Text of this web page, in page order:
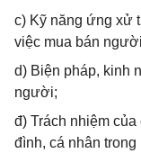
c) Kỹ năng ứng xử
việc mua bán
d) Biện pháp, kinh
người;
đ) Trách nhiệm
đình, cá nhân